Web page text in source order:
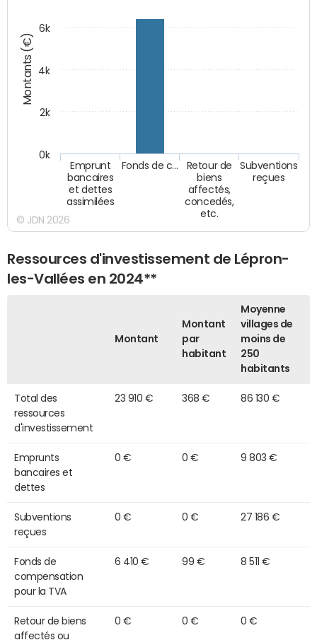
Montants (€)
Emprunt
bancaires
et dettes
assimilées
Fonds de c…
Retour de
biens
affectés,
concedés,
etc.
Subventions
reçues
0k
2k
4k
6k
© JDN 2026
Ressources d'investissement de Lépron-
les-Vallées en 2024**
Montant
Montant
par
habitant
Moyenne
villages de
moins de
250
habitants
Total des
ressources
d'investissement
23 910 € 368 € 86 130 €
Emprunts
bancaires et
dettes
0 € 0 € 9 803 €
Subventions
reçues
0 € 0 € 27 186 €
Fonds de
compensation
pour la TVA
6 410 € 99 € 8 511 €
Retour de biens
affectés ou
0 € 0 € 0 €